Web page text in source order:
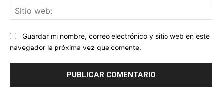
Guardar mi nombre, correo electrónico y sitio web en este
navegador la próxima vez que comente.